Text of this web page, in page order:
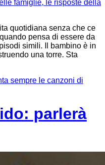
famiglie, le risposte della
quotidiana senza che ce
pensa di essere da
simili. Il bambino è in
una torre. Sta
sempre le canzoni di
parlerà